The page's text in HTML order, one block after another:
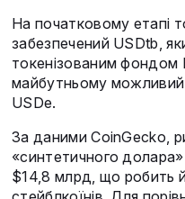
На початковому етапі
забезпечений USDtb,
токенізованим фондом
майбутньому можливий
USDe.
За даними CoinGecko,
«синтетичного
$14,8 млрд, що робить